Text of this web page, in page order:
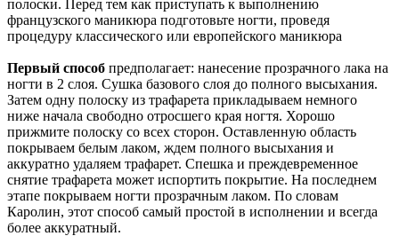
полоски. Перед тем как приступать к выполнению
французского маникюра подготовьте ногти, проведя
процедуру классического или европейского маникюра
Первый способ предполагает: нанесение прозрачного лака на
ногти в 2 слоя. Сушка базового слоя до полного высыхания.
Затем одну полоску из трафарета прикладываем немного
ниже начала свободно отросшего края ногтя. Хорошо
прижмите полоску со всех сторон. Оставленную область
покрываем белым лаком, ждем полного высыхания и
аккуратно удаляем трафарет. Спешка и преждевременное
снятие трафарета может испортить покрытие. На последнем
этапе покрываем ногти прозрачным лаком. По словам
Каролин, этот способ самый простой в исполнении и всегда
более аккуратный.